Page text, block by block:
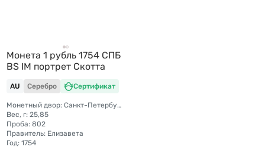
Монета 1 рубль 1754 CПБ
BS IM портрет Скотта
AU Серебро Сертификат
Монетный двор: Санкт-Петербургский монетный двор
Вес, г: 25,85
Проба: 802
Правитель: Елизавета
Год: 1754